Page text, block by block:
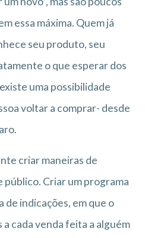
essa máxima. Quem já
seu produto, seu
o que esperar dos
uma possibilidade
voltar a comprar- desde
criar maneiras de
público. Criar um programa
de indicações, em que o
cada venda feita a alguém